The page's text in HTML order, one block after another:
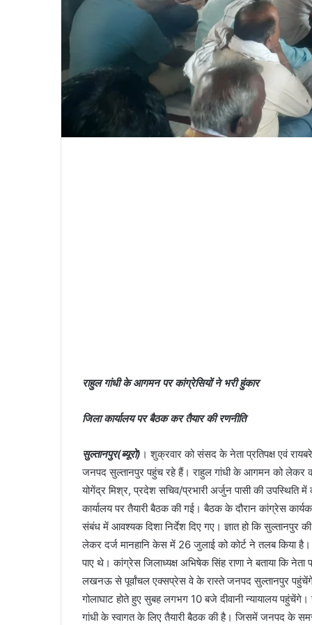
राहुल गांधी के आगमन पर कांग्रेसियों ने भरी हुंकार
जिला कार्यालय पर बैठक कर तैयार की रणनीति
सुल्तानपुर(ब्यूरो) । शुक्रवार को संसद के नेता प्रतिपक्ष एवं
जनपद सुल्तानपुर पहुंच रहे हैं। राहुल गांधी के आगमन को लेकर
योगेंद्र मिश्र, प्रदेश सचिव/प्रभारी अर्जुन पासी की उपस्थिति
कार्यालय पर तैयारी बैठक की गई। बैठक के दौरान कांग्रेस
संबंध में आवश्यक दिशा निर्देश दिए गए। ज्ञात हो कि सुल्तानपुर
लेकर दर्ज मानहानि केस में 26 जुलाई को कोर्ट ने तलब किया
पाए थे। कांग्रेस जिलाध्यक्ष अभिषेक सिंह राणा ने बताया कि नेता
लखनऊ से पूर्वांचल एक्सप्रेस वे के रास्ते जनपद सुल्तानपुर
गोलाघाट होते हुए सुबह लगभग 10 बजे दीवानी न्यायालय
गांधी के स्वागत के लिए तैयारी बैठक की है। जिसमें जनपद के